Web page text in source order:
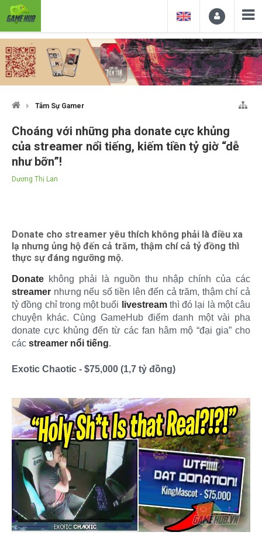
Tâm Sự Gamer
Choáng với những pha donate cực khủng
của streamer nổi tiếng, kiếm tiền tỷ giờ “dễ
như bỡn”!
Dương Thị Lan
Donate cho streamer yêu thích không phải là điều xa
lạ nhưng ủng hộ đến cả trăm, thậm chí cả tỷ đồng thì
thực sự đáng ngưỡng mộ.
Donate không phải là nguồn thu nhập chính của các
streamer nhưng nếu số tiền lên đến cả trăm, thậm chí cả
tỷ đồng chỉ trong một buổi
livestreamthì đó lại là một câu
chuyện khác. Cùng GameHub điểm danh một vài pha
donate cực khủng đến từ các fan hâm mộ “đại gia” cho
các streamer nổi tiếng.
Exotic Chaotic - $75,000 (1,7 tỷ đồng)